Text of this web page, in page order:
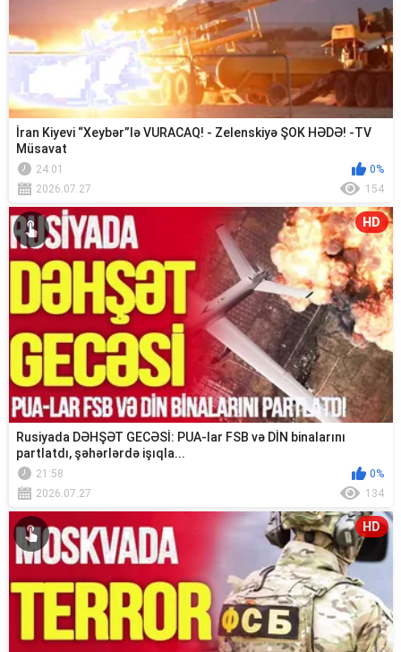
İran Kiyevi “Xeybər”lə VURACAQ! - Zelenskiyə ŞOK HƏDƏ! -TV
Müsavat
24:01
0%
2026.07.27
154
HD
Rusiyada DƏHŞƏT GECƏSİ: PUA-lar FSB və DİN binalarını
partlatdı, şəhərlərdə işıqla...
21:58
0%
2026.07.27
134
HD